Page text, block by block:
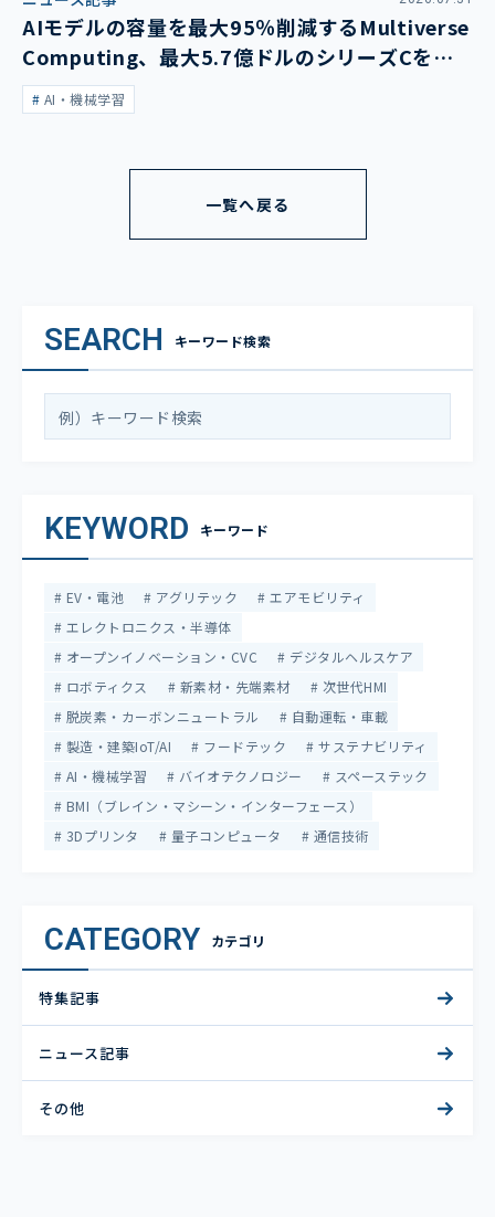
AIモデルの容量を最大95％削減するMultiverse
Computing、最大5.7億ドルのシリーズCを発
表AI・機械学習
一覧へ戻る
SEARCH キーワード検索
KEYWORD キーワード
EV・電池 アグリテック
エアモビリティ
エレクトロニクス・半導体
オープンイノベーション・CVC
デジタルヘルスケア
ロボティクス
新素材・先端素材
次世代HMI
脱炭素・カーボンニュートラル
自動運転・車載
製造・建築IoT/AI
フードテック
サステナビリティ
AI・機械学習
バイオテクノロジー
スペーステック
BMI（ブレイン・マシーン・インターフェース）
3Dプリンタ
量子コンピュータ 通信技術
CATEGORY カテゴリ
特集記事
ニュース記事
その他